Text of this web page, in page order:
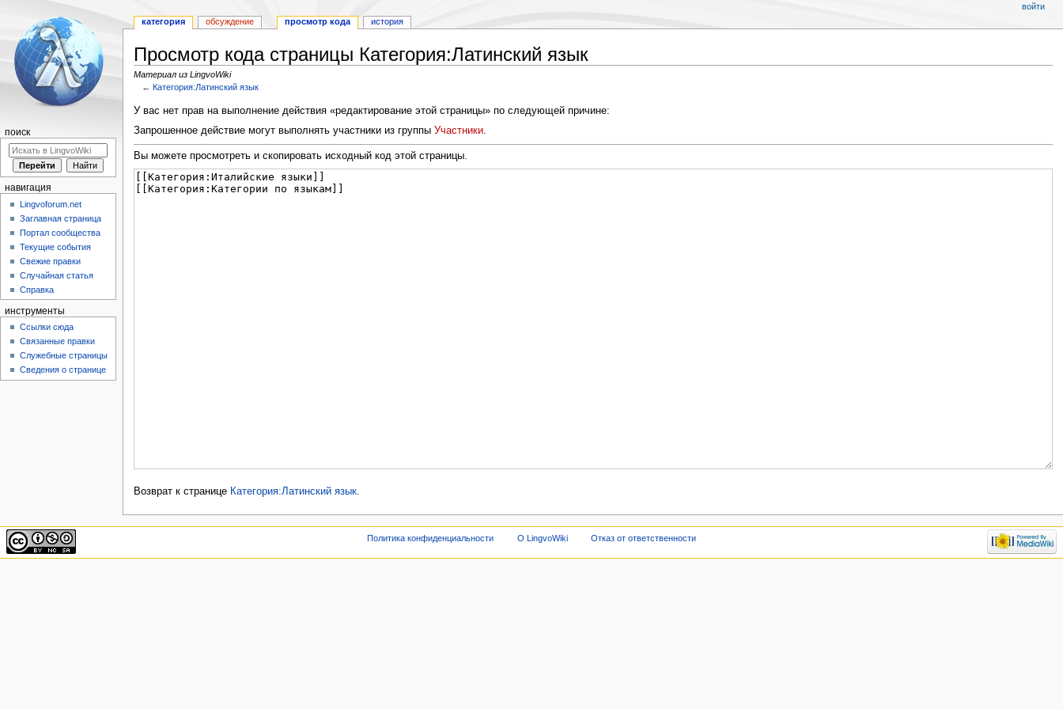
Просмотр кода страницы Категория:Латинский язык
Материал из LingvoWiki
← Категория:Латинский язык
Перейти
к
Перейти
к
У вас нет прав на выполнение действия «редактирование этой страницы» по следующей причине:
Запрошенное действие могут выполнять участники из группы Участники.
Вы можете просмотреть и скопировать исходный код этой страницы.
Возврат к странице Категория:Латинский язык.
категория обсуждение просмотр кода история
войти
поиск
навигация
Lingvoforum.net
Заглавная страница
Портал сообщества
Текущие события
Свежие правки
Случайная статья
Справка
инструменты
Ссылки сюда
Связанные правки
Служебные страницы
Сведения о странице
Политика конфиденциальности О LingvoWiki Отказ от ответственности